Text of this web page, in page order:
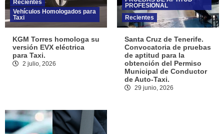
Recientes
Vehículos Homologados para
Taxi
KGM Torres homologa su
versión EVX eléctrica
para Taxi.
2 julio, 2026
PROFESIONAL
Recientes
Santa Cruz de Tenerife.
Convocatoria de pruebas
de aptitud para la
obtención del Permiso
Municipal de Conductor
de Auto-Taxi.
29 junio, 2026